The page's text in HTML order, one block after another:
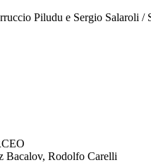
Piludu e Sergio Salaroli
Bacalov, Rodolfo Carelli